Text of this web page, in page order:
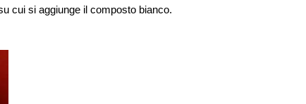
cui si aggiunge il composto bianco.